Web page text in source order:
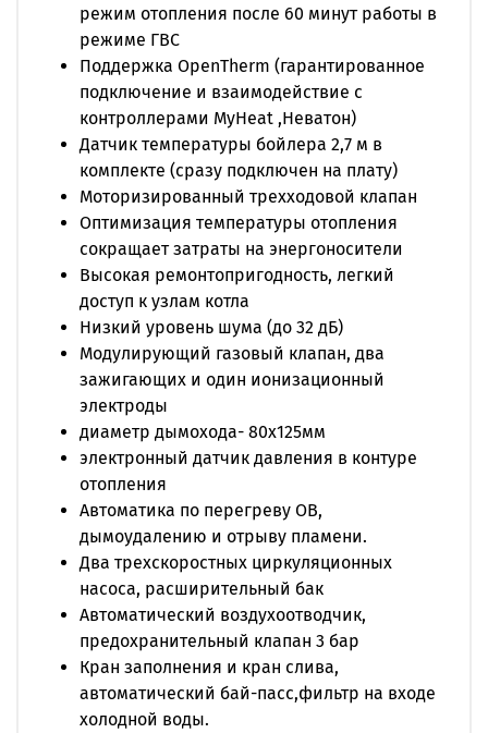
бай-пасс,фильтр на входе холодной воды.
Самодиагностика, два режима отопления
(радиаторы: или теплый пол: )
Отображение на дисплее модуляции пламени,
цифровая индикация кодов неисправности
Функция антизамерзания системы отопления ,
функция "Anti Frost" ,функция антиблокировки
насоса, функция "Зима-Лето"
Защита от превышения максимальной
температуры воды в отопительной
системе,защита от понижения давления
отопительной воды – электронная (котел будет
остановлен при падении давления
теплоносителя до 0,5 бар)
режим отопления после 60 минут работы в
режиме ГВС
Поддержка OpenTherm (гарантированное
подключение и взаимодействие с
контроллерами MyHeat ,Неватон)
Датчик температуры бойлера 2,7 м в
комплекте (сразу подключен на плату)
Моторизированный трехходовой клапан
Оптимизация температуры отопления
сокращает затраты на энергоносители
Высокая ремонтопригодность, легкий
доступ к узлам котла
Низкий уровень шума (до 32 дБ)
Модулирующий газовый клапан, два
зажигающих и один ионизационный
электроды
диаметр дымохода- 80х125мм
электронный датчик давления в контуре
отопления
Автоматика по перегреву ОВ,
дымоудалению и отрыву пламени.
Два трехскоростных циркуляционных
насоса, расширительный бак
Автоматический воздухоотводчик,
предохранительный клапан 3 бар
Кран заполнения и кран слива,
автоматический бай-пасс,фильтр на входе
холодной воды.